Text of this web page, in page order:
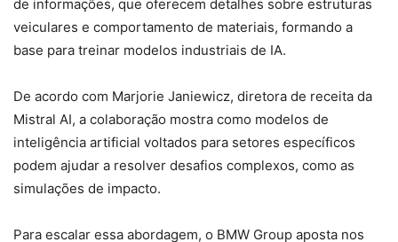
de informações, que oferecem detalhes sobre estruturas
veiculares e comportamento de materiais, formando a
base para treinar modelos industriais de IA.
De acordo com Marjorie Janiewicz, diretora de receita da
Mistral AI, a colaboração mostra como modelos de
inteligência artificial voltados para setores específicos
podem ajudar a resolver desafios complexos, como as
simulações de impacto.
Para escalar essa abordagem, o BMW Group aposta nos